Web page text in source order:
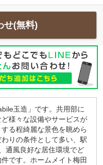
せ(無料)
玉造」です。共用部に
様々な設備やサービスが
る程綺麗な景色を眺めら
りの条件として多い、駅
通風良好な居住環境でど
です。ホームメイト梅田